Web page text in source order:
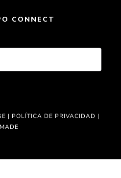
CONNECT
| POLÍTICA DE PRIVACIDAD |